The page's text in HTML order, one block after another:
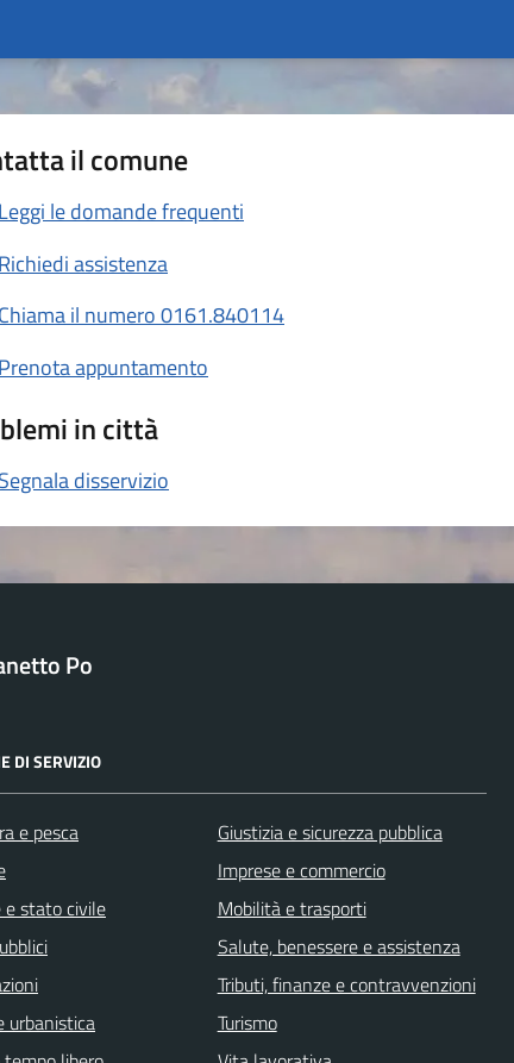
il comune
Leggi le domande frequenti
Richiedi assistenza
Chiama il numero 0161.840114
Prenota appuntamento
in città
Segnala disservizio
Po
DI SERVIZIO
e pesca
e stato civile
urbanistica
Giustizia e sicurezza pubblica
Imprese e commercio
Mobilità e trasporti
Salute, benessere e assistenza
Tributi, finanze e contravvenzioni
Turismo